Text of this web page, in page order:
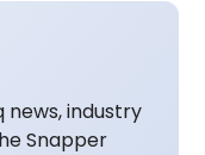
industry
Snapper